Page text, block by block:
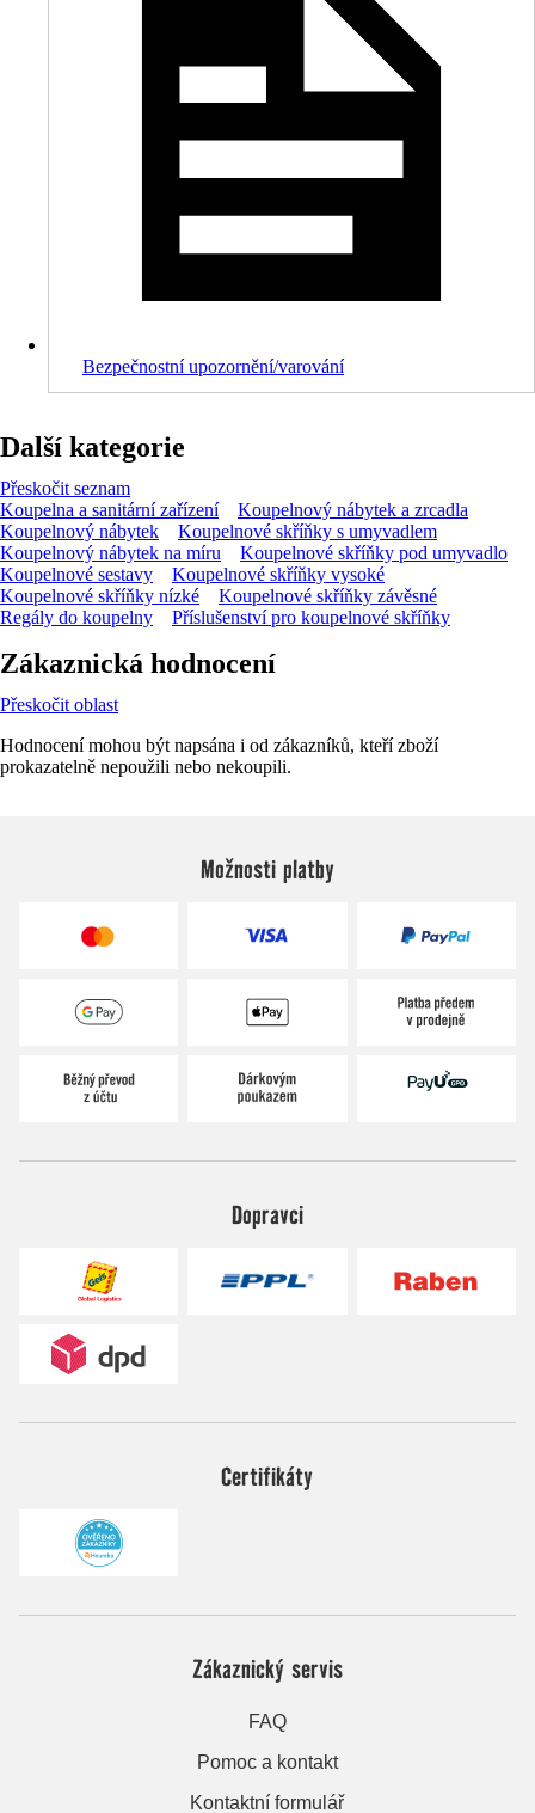
Bezpečnostní upozornění/varování
Další kategorie
Přeskočit seznam
Koupelna a sanitární zařízení
Koupelnový nábytek a zrcadla
Koupelnový nábytek
Koupelnové skříňky s umyvadlem
Koupelnový nábytek na míru
Koupelnové skříňky pod umyvadlo
Koupelnové sestavy
Koupelnové skříňky vysoké
Koupelnové skříňky nízké
Koupelnové skříňky závěsné
Regály do koupelny
Příslušenství pro koupelnové skříňky
Zákaznická hodnocení
Přeskočit oblast
Hodnocení mohou být napsána i od zákazníků, kteří zboží
prokazatelně nepoužili nebo nekoupili.
Možnosti platby
Dopravci
Certifikáty
Zákaznický servis
FAQ
Pomoc a kontakt
Kontaktní formulář